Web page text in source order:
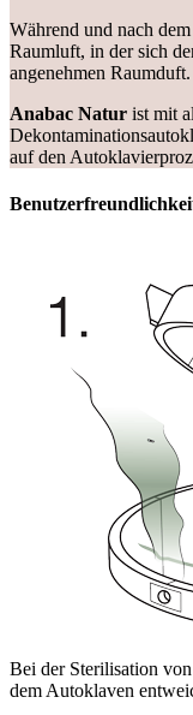
Während und nach
Raumluft, in der sich
angenehmen Raumduft.
Anabac Natur ist mit
auf den
Bei der Sterilisation
dem Autoklaven